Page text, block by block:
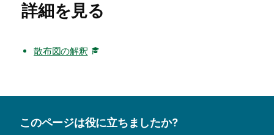
詳細を見る
散布図の解釈
このページは役に立ちましたか?